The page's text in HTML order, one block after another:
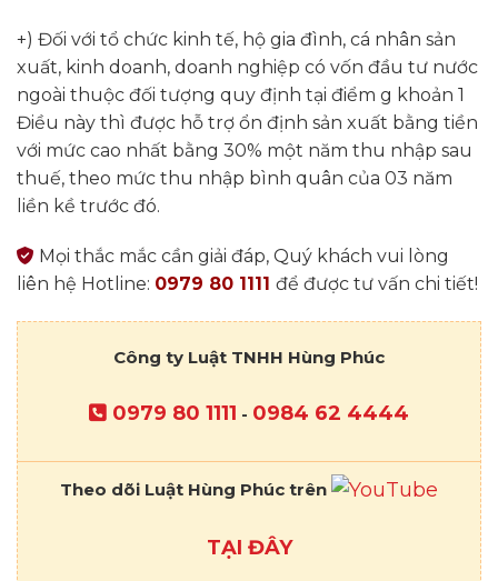
+) Đối với tổ chức kinh tế, hộ gia đình, cá nhân sản
xuất, kinh doanh, doanh nghiệp có vốn đầu tư nước
ngoài thuộc đối tượng quy định tại điểm g khoản 1
Điều này thì được hỗ trợ ổn định sản xuất bằng tiền
với mức cao nhất bằng 30% một năm thu nhập sau
thuế, theo mức thu nhập bình quân của 03 năm
liền kề trước đó.
Mọi thắc mắc cần giải đáp, Quý khách vui lòng
liên hệ Hotline: 0979 80 1111 để được tư vấn chi tiết!
Công ty Luật TNHH Hùng Phúc
0979 80 1111 - 0984 62 4444
Theo dõi Luật Hùng Phúc trên
TẠI ĐÂY